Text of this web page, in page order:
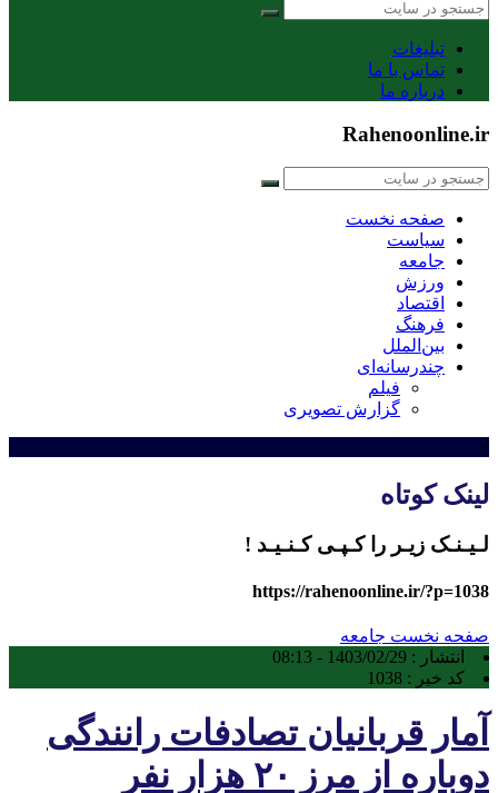
تبلیغات
تماس با ما
درباره ما
Rahenoonline.ir
صفحه نخست
سیاست
جامعه
ورزش
اقتصاد
فرهنگ
بین‌الملل
چندرسانه‌ای
فیلم
گزارش تصویری
×
لینک کوتاه
لـیـنـک زیـر را کـپـی کـنـیـد !
https://rahenoonline.ir/?p=1038
صفحه نخست جامعه
انتشار : 1403/02/29 - 08:13
کد خبر : 1038
آمار قربانیان تصادفات رانندگی
دوباره از مرز ۲۰ هزار نفر